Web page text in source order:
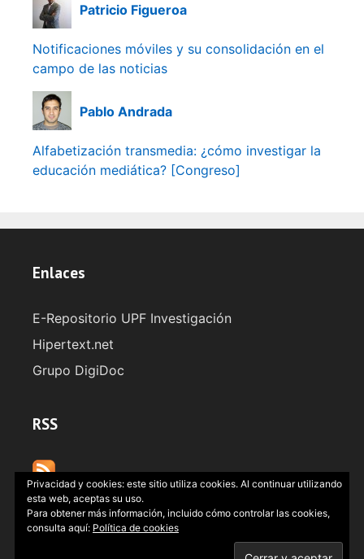
Patricio Figueroa
Notificaciones móviles y su consolidación en el
campo de las noticias
Pablo Andrada
Alfabetización transmedia: ¿cómo investigar la
educación mediática? [Congreso]
Enlaces
E-Repositorio UPF Investigación
Hipertext.net
Grupo DigiDoc
RSS
Privacidad y cookies: este sitio utiliza cookies. Al continuar utilizando
esta web, aceptas su uso.
Para obtener más información, incluido cómo controlar las cookies,
consulta aquí: Política de cookies